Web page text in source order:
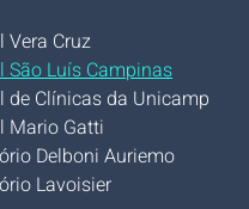
Vera Cruz
São Luís Campinas
de Clínicas da Unicamp
Mario Gatti
Delboni Auriemo
Lavoisier